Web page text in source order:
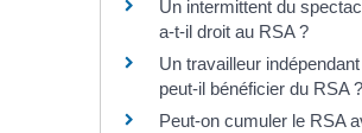
Un intermittent du
a-t-il droit au RSA ?
Un travailleur indépendant
peut-il bénéficier du RSA ?
Peut-on cumuler le RSA